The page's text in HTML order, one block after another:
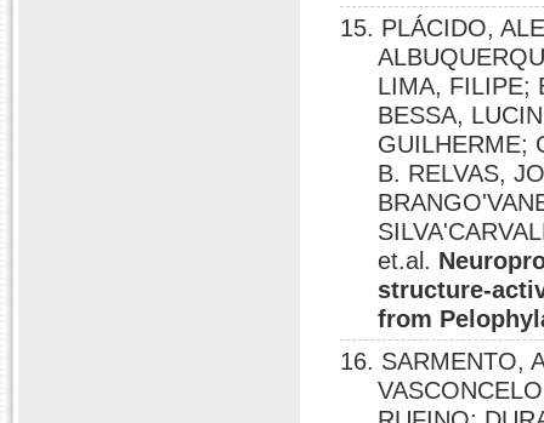
15. PLÁCIDO,
LIMA, FILIPE;
BESSA,
GUILHERME;
B. RELVAS,
et.al.
structure-
from
16. SARMENTO,